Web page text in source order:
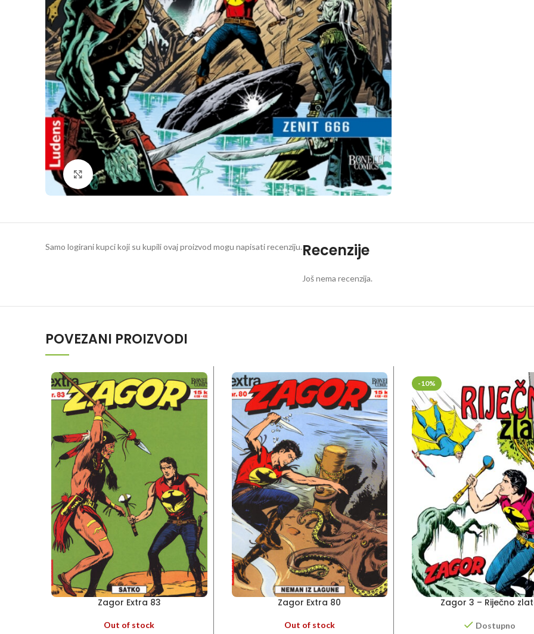
Klikni da povečaš
Recenzije
Još nema recenzija.
Samo logirani kupci koji su kupili ovaj proizvod mogu napisati recenziju.
POVEZANI PROIZVODI
Zagor Extra 83
Out of stock
Zagor Extra 80
Out of stock
-10%
Zagor 3 – Riječno
Dostupno